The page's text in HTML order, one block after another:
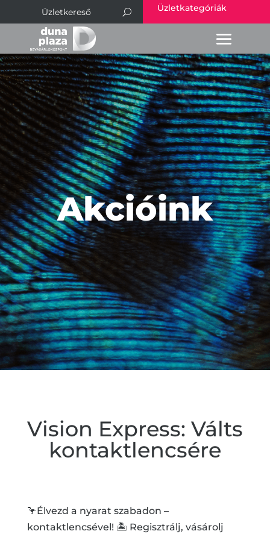
Üzletkategóriák
Akcióink
Vision Express: Válts
kontaktlencsére
🦩Élvezd a nyarat szabadon –
kontaktlencsével! 🏝️ Regisztrálj, vásárolj